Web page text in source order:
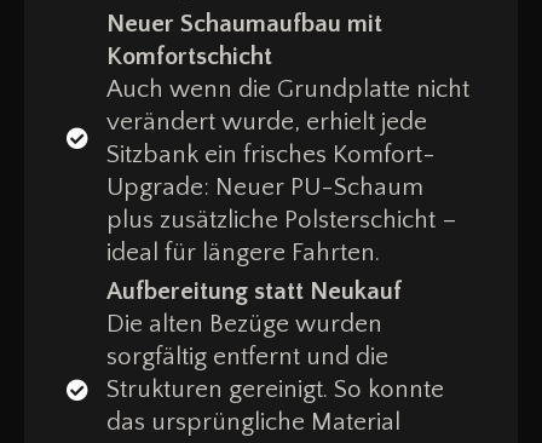
Neuer Schaumaufbau mit
Komfortschicht
Auch wenn die Grundplatte nicht
verändert wurde, erhielt jede
Sitzbank ein frisches Komfort-
Upgrade: Neuer PU-Schaum
plus zusätzliche Polsterschicht –
ideal für längere Fahrten.
Aufbereitung statt Neukauf
Die alten Bezüge wurden
sorgfältig entfernt und die
Strukturen gereinigt. So konnte
das ursprüngliche Material